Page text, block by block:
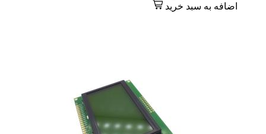
اضافه به سبد خرید